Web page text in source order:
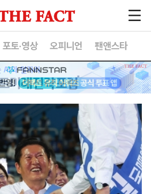
포토·영상 오피니언 팬앤스타